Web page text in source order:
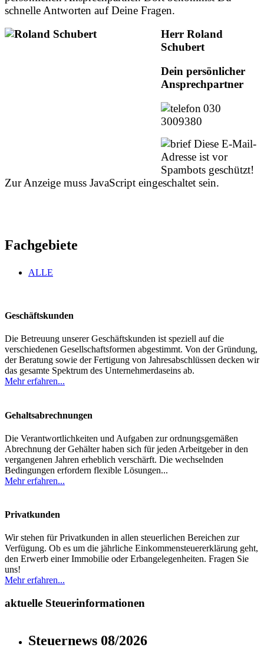
schnelle Antworten auf Deine Fragen.
Herr Roland
Schubert
Dein persönlicher
Ansprechpartner
030
3009380
Diese E-Mail-
Adresse ist vor
Spambots geschützt!
Zur Anzeige muss JavaScript eingeschaltet sein.
Fachgebiete
ALLE
Geschäftskunden
Die Betreuung unserer Geschäftskunden ist speziell auf die
verschiedenen Gesellschaftsformen abgestimmt. Von der Gründung,
der Beratung sowie der Fertigung von Jahresabschlüssen decken wir
das gesamte Spektrum des Unternehmerdaseins ab.
Mehr erfahren...
Gehaltsabrechnungen
Die Verantwortlichkeiten und Aufgaben zur ordnungsgemäßen
Abrechnung der Gehälter haben sich für jeden Arbeitgeber in den
vergangenen Jahren erheblich verschärft. Die wechselnden
Bedingungen erfordern flexible Lösungen...
Mehr erfahren...
Privatkunden
Wir stehen für Privatkunden in allen steuerlichen Bereichen zur
Verfügung. Ob es um die jährliche Einkommensteuererklärung geht,
den Erwerb einer Immobilie oder Erbangelegenheiten. Fragen Sie
uns!
Mehr erfahren...
aktuelle Steuerinformationen
Steuernews 08/2026